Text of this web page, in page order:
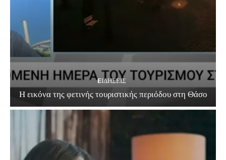
EΙΔΗΣΕΙΣ
Η εικόνα της φετινής τουριστικής περιόδου στη Θάσο